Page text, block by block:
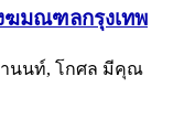
ฆมณฑลกรุงเทพ
านนท์, โกศล มีคุณ